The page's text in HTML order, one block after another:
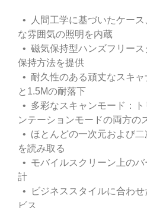
• 人間工学に基づいたケー
な雰囲気の照明を内蔵
• 磁気保持型ハンズフリー
保持方法を提供
• 耐久性のある頑丈なスキ
と1.5Mの耐落下
• 多彩なスキャンモード：
ンテーションモードの両方の
• ほとんどの一次元および
を読み取る
• モバイルスクリーン上の
計
• ビジネススタイルに合わ
ビス